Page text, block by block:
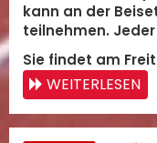
kann an der
teilnehmen.
Sie findet am
WEITERLESEN